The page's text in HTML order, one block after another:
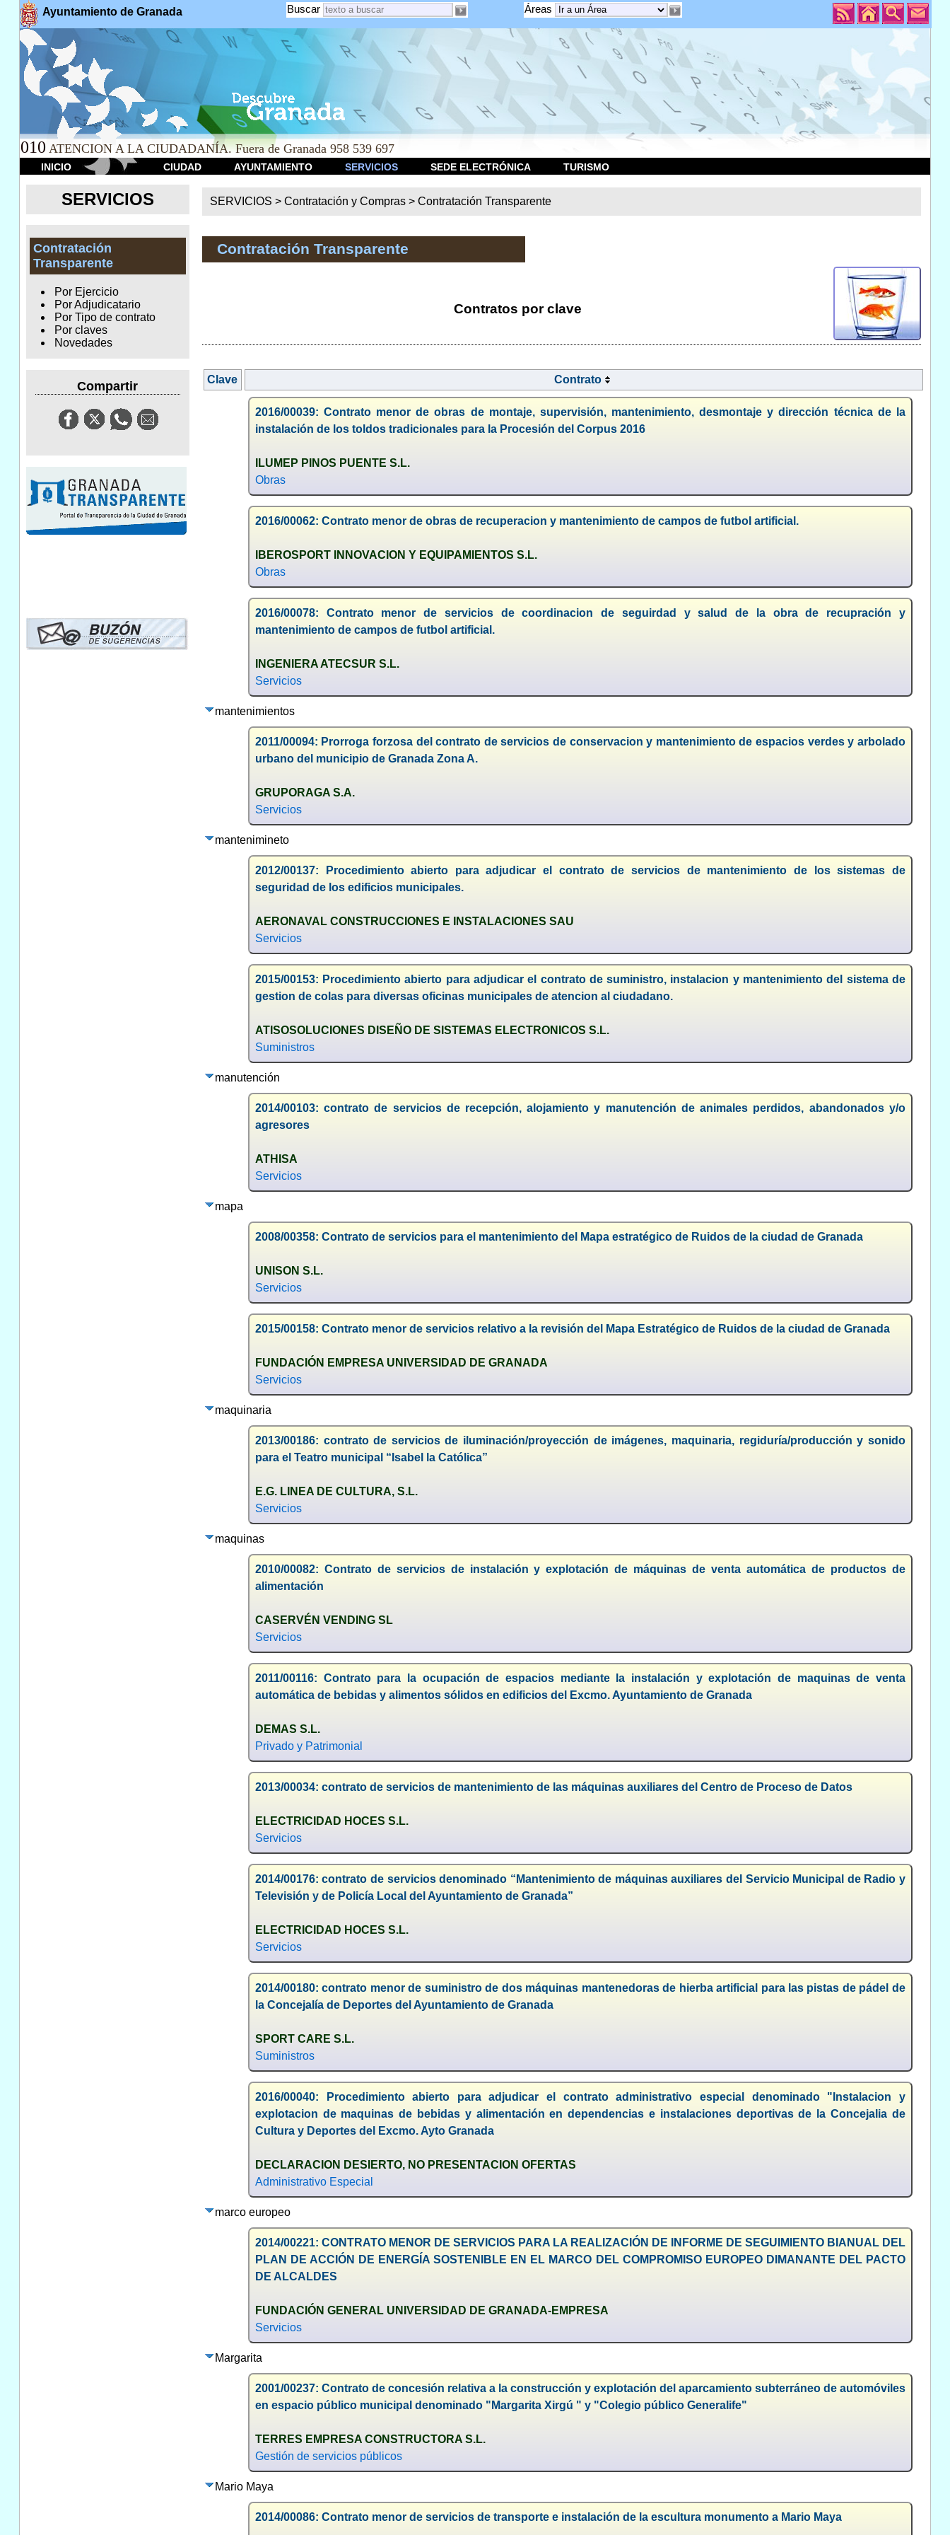
Ayuntamiento de Granada Áreas
Buscar
010 ATENCION A LA CIUDADANÍA. Fuera de Granada 958 539 697
INICIO CIUDAD AYUNTAMIENTO SERVICIOS SEDE ELECTRÓNICA TURISMO
SERVICIOS
Contratación
Transparente
Por Ejercicio
Por Adjudicatario
Por Tipo de contrato
Por claves
Novedades
Compartir
SERVICIOS >Contratación y Compras >Contratación Transparente
Contratación Transparente
Contratos por clave
Clave Contrato
2016/00039: Contrato menor de obras de montaje, supervisión, mantenimiento, desmontaje y dirección técnica de la
instalación de los toldos tradicionales para la Procesión del Corpus 2016
ILUMEP PINOS PUENTE S.L.
Obras
2016/00062: Contrato menor de obras de recuperacion y mantenimiento de campos de futbol artificial.
IBEROSPORT INNOVACION Y EQUIPAMIENTOS S.L.
Obras
2016/00078: Contrato menor de servicios de coordinacion de seguirdad y salud de la obra de recupración y
mantenimiento de campos de futbol artificial.
INGENIERA ATECSUR S.L.
Servicios
mantenimientos
2011/00094: Prorroga forzosa del contrato de servicios de conservacion y mantenimiento de espacios verdes y arbolado
urbano del municipio de Granada Zona A.
GRUPORAGA S.A.
Servicios
mantenimineto
2012/00137: Procedimiento abierto para adjudicar el contrato de servicios de mantenimiento de los sistemas de
seguridad de los edificios municipales.
AERONAVAL CONSTRUCCIONES E INSTALACIONES SAU
Servicios
2015/00153: Procedimiento abierto para adjudicar el contrato de suministro, instalacion y mantenimiento del sistema de
gestion de colas para diversas oficinas municipales de atencion al ciudadano.
ATISOSOLUCIONES DISEÑO DE SISTEMAS ELECTRONICOS S.L.
Suministros
manutención
2014/00103: contrato de servicios de recepción, alojamiento y manutención de animales perdidos, abandonados y/o
agresores
ATHISA
Servicios
mapa
2008/00358: Contrato de servicios para el mantenimiento del Mapa estratégico de Ruidos de la ciudad de Granada
UNISON S.L.
Servicios
2015/00158: Contrato menor de servicios relativo a la revisión del Mapa Estratégico de Ruidos de la ciudad de Granada
FUNDACIÓN EMPRESA UNIVERSIDAD DE GRANADA
Servicios
maquinaria
2013/00186: contrato de servicios de iluminación/proyección de imágenes, maquinaria, regiduría/producción y sonido
para el Teatro municipal “Isabel la Católica”
E.G. LINEA DE CULTURA, S.L.
Servicios
maquinas
2010/00082: Contrato de servicios de instalación y explotación de máquinas de venta automática de productos de
alimentación
CASERVÉN VENDING SL
Servicios
2011/00116: Contrato para la ocupación de espacios mediante la instalación y explotación de maquinas de venta
automática de bebidas y alimentos sólidos en edificios del Excmo. Ayuntamiento de Granada
DEMAS S.L.
Privado y Patrimonial
2013/00034: contrato de servicios de mantenimiento de las máquinas auxiliares del Centro de Proceso de Datos
ELECTRICIDAD HOCES S.L.
Servicios
2014/00176: contrato de servicios denominado “Mantenimiento de máquinas auxiliares del Servicio Municipal de Radio y
Televisión y de Policía Local del Ayuntamiento de Granada”
ELECTRICIDAD HOCES S.L.
Servicios
2014/00180: contrato menor de suministro de dos máquinas mantenedoras de hierba artificial para las pistas de pádel de
la Concejalía de Deportes del Ayuntamiento de Granada
SPORT CARE S.L.
Suministros
2016/00040: Procedimiento abierto para adjudicar el contrato administrativo especial denominado "Instalacion y
explotacion de maquinas de bebidas y alimentación en dependencias e instalaciones deportivas de la Concejalia de
Cultura y Deportes del Excmo. Ayto Granada
DECLARACION DESIERTO, NO PRESENTACION OFERTAS
Administrativo Especial
marco europeo
2014/00221: CONTRATO MENOR DE SERVICIOS PARA LA REALIZACIÓN DE INFORME DE SEGUIMIENTO BIANUAL DEL
PLAN DE ACCIÓN DE ENERGÍA SOSTENIBLE EN EL MARCO DEL COMPROMISO EUROPEO DIMANANTE DEL PACTO
DE ALCALDES
FUNDACIÓN GENERAL UNIVERSIDAD DE GRANADA-EMPRESA
Servicios
Margarita
2001/00237: Contrato de concesión relativa a la construcción y explotación del aparcamiento subterráneo de automóviles
en espacio público municipal denominado "Margarita Xirgú " y "Colegio público Generalife"
TERRES EMPRESA CONSTRUCTORA S.L.
Gestión de servicios públicos
Mario Maya
2014/00086: Contrato menor de servicios de transporte e instalación de la escultura monumento a Mario Maya